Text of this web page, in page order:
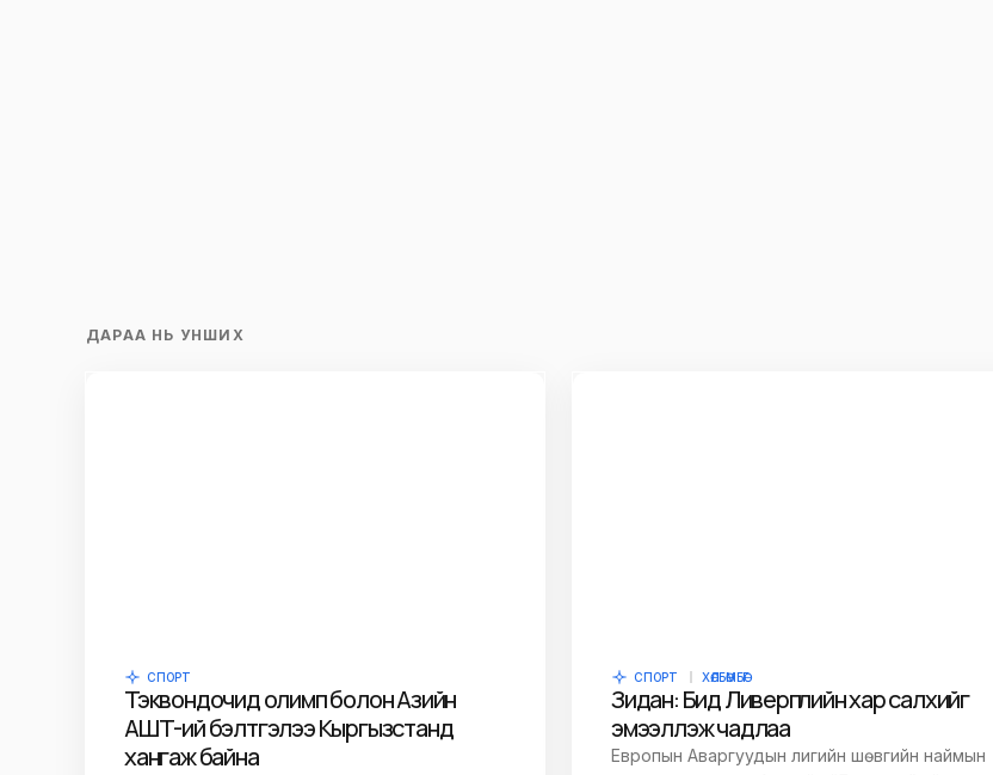
ДАРАА НЬ УНШИХ
СПОРТ
Тэквондочид олимп болон Азийн
АШТ-ий бэлтгэлээ Кыргызстанд
хангаж байна
СПОРТ ХӨЛБӨМБӨГ
Зидан: Бид Ливерпүүлийн хар салхийг
эмээллэж чадлаа
Европын Аваргуудын лигийн шөвгийн наймын